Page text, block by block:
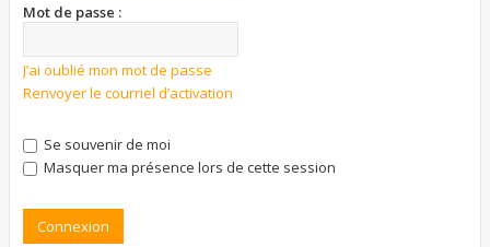
Mot de passe :
J’ai oublié mon mot de passe
Renvoyer le courriel d’activation
Se souvenir de moi
Masquer ma présence lors de cette session